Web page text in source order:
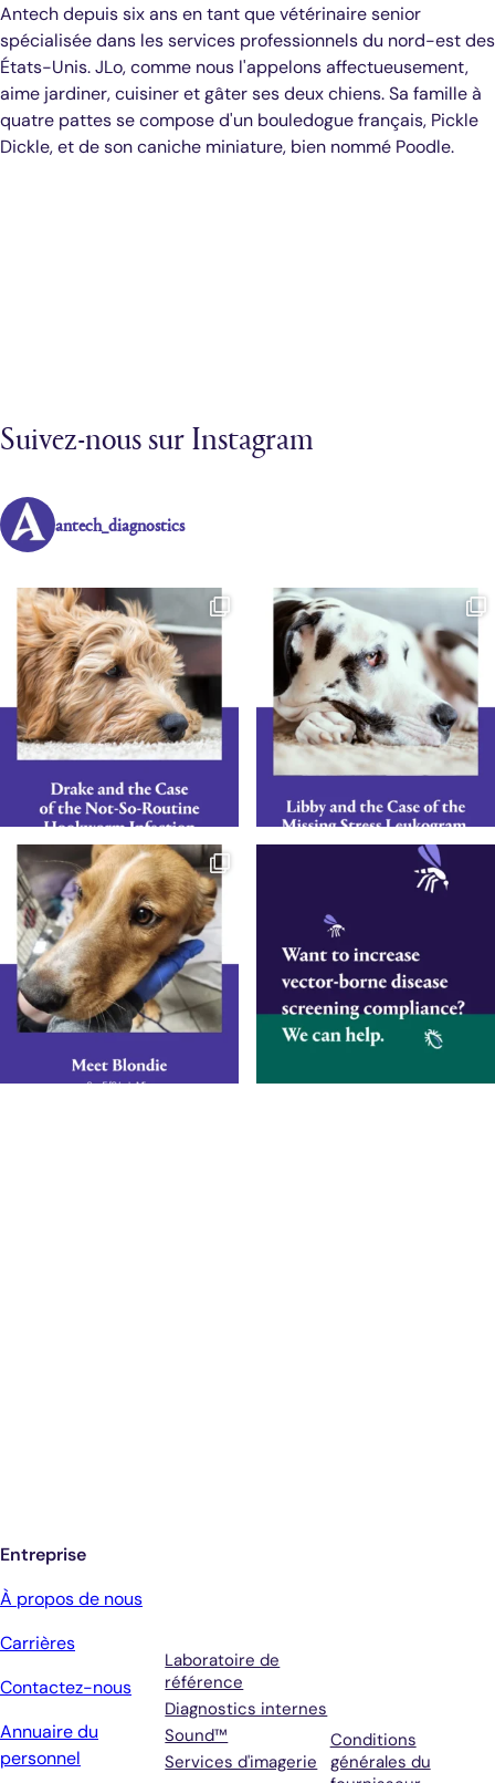
Antech depuis six ans en tant que vétérinaire senior
spécialisée dans les services professionnels du nord-est des
États-Unis. JLo, comme nous l'appelons affectueusement,
aime jardiner, cuisiner et gâter ses deux chiens. Sa famille à
quatre pattes se compose d'un bouledogue français, Pickle
Dickle, et de son caniche miniature, bien nommé Poodle.
Suivez-nous sur Instagram
antech_diagnostics
Entreprise
À propos de nous
Carrières
Contactez-nous
Annuaire du
personnel
Laboratoire de
référence
Diagnostics internes
Sound™
Services d'imagerie
Conditions
générales du